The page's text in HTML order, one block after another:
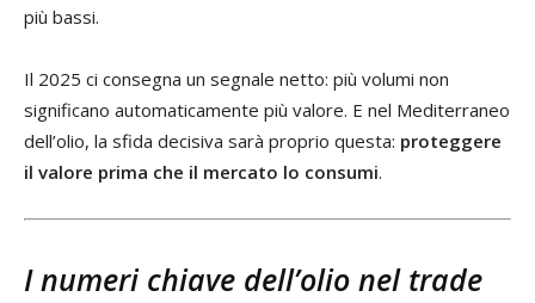
più bassi.
Il 2025 ci consegna un segnale netto: più volumi non
significano automaticamente più valore. E nel Mediterraneo
dell’olio, la sfida decisiva sarà proprio questa: proteggere
il valore prima che il mercato lo consumi.
I numeri chiave dell’olio nel trade